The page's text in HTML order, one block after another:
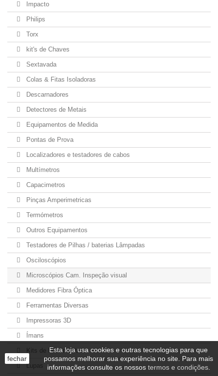
Impacto
Philips
Torx
kit's de Chaves
Sextavada
Colas & Fitas Isoladoras
Descarnadores
Detectores de Metais
Equipamentos de Medida
Pontas de Prova
Localizadores e testadores de cabos
Multímetros
Capacimetros
Pinças Amperimetricas
Termómetros
Outros Equipamentos
Testadores de Pilhas / baterias Lâmpadas
Osciloscópios
Microscópios Cam. Inspeção visual
Medidores Fibra Óptica
Ferramentas Diversas
Impressoras 3D
Ímans
Kits de Ferramentas
Lupas
fechar
Esta loja usa cookies e outras tecnologias para que
possamos melhorar sua experiência no site. Para mais
informações consulte os nossos termos e condições.